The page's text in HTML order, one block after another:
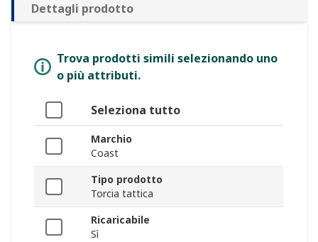
Dettagli prodotto
Trova prodotti simili selezionando uno
o più attributi.
Seleziona tutto
Marchio
Coast
Tipo prodotto
Torcia tattica
Ricaricabile
Sì